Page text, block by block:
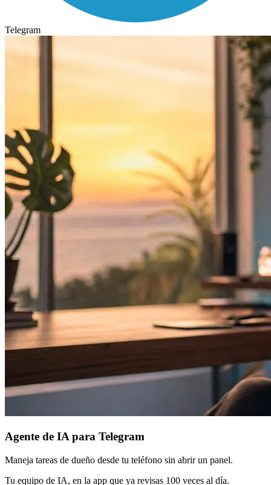
Telegram
Agente de IA para Telegram
Maneja tareas de dueño desde tu teléfono sin abrir un panel.
Tu equipo de IA, en la app que ya revisas 100 veces al día.